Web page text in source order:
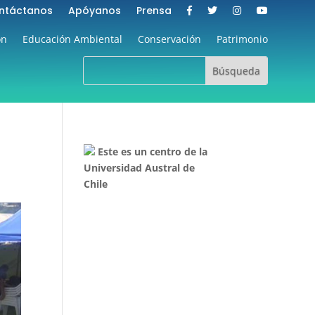
Apóyanos Prensa
Educación Ambiental Conservación Patrimonio
Este es un centro de la
Universidad Austral de
Chile